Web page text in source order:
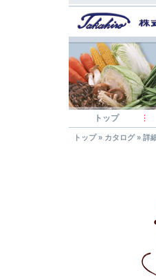
トップ
トップ» カタログ» 詳